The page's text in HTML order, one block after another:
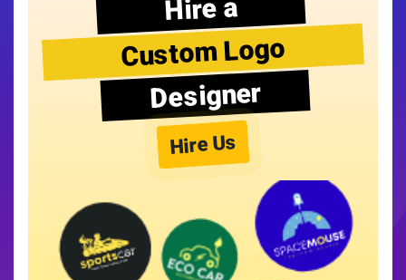
Hire a
Custom Logo
Designer
Hire Us